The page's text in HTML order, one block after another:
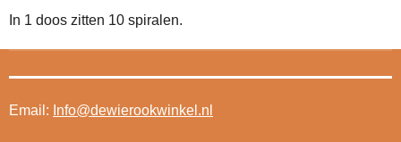
In 1 doos zitten 10 spiralen.
Email: Info@dewierookwinkel.nl